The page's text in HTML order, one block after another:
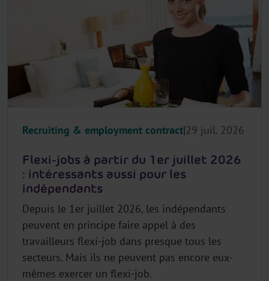
Recruiting & employment contract 29 juil. 2026
Flexi-jobs à partir du 1er juillet 2026
: intéressants aussi pour les
indépendants
Depuis le 1er juillet 2026, les indépendants
peuvent en principe faire appel à des
travailleurs flexi-job dans presque tous les
secteurs. Mais ils ne peuvent pas encore eux-
mêmes exercer un flexi-job.